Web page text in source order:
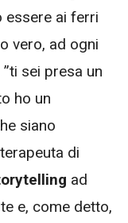
essere ai ferri
vero, ad ogni
sei presa un
ho un
siano
di
ad
e, come detto,